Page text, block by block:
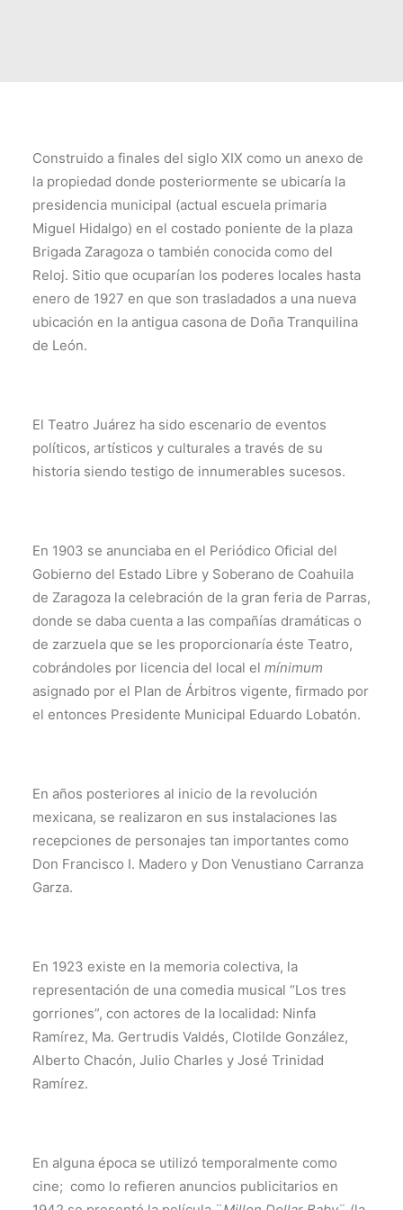
SEARCH
Construido a finales del siglo XIX como un anexo de
la propiedad donde posteriormente se ubicaría la
presidencia municipal (actual escuela primaria
Miguel Hidalgo) en el costado poniente de la plaza
Brigada Zaragoza o también conocida como del
Reloj. Sitio que ocuparían los poderes locales hasta
enero de 1927 en que son trasladados a una nueva
ubicación en la antigua casona de Doña Tranquilina
de León.
El Teatro Juárez ha sido escenario de eventos
políticos, artísticos y culturales a través de su
historia siendo testigo de innumerables sucesos.
En 1903 se anunciaba en el Periódico Oficial del
Gobierno del Estado Libre y Soberano de Coahuila
de Zaragoza la celebración de la gran feria de Parras,
donde se daba cuenta a las compañías dramáticas o
de zarzuela que se les proporcionaría éste Teatro,
cobrándoles por licencia del local el mínimum
asignado por el Plan de Árbitros vigente, firmado por
el entonces Presidente Municipal Eduardo Lobatón.
En años posteriores al inicio de la revolución
mexicana, se realizaron en sus instalaciones las
recepciones de personajes tan importantes como
Don Francisco I. Madero y Don Venustiano Carranza
Garza.
En 1923 existe en la memoria colectiva, la
representación de una comedia musical “Los tres
gorriones”, con actores de la localidad: Ninfa
Ramírez, Ma. Gertrudis Valdés, Clotilde González,
Alberto Chacón, Julio Charles y José Trinidad
Ramírez.
En alguna época se utilizó temporalmente como
cine; como lo refieren anuncios publicitarios en